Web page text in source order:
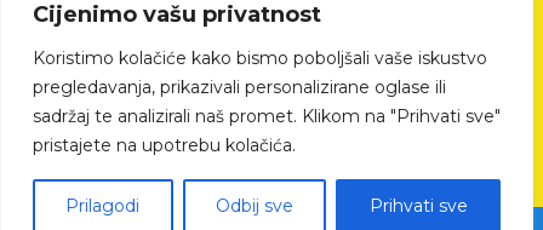
Cijenimo vašu privatnost
Koristimo kolačiće kako bismo poboljšali vaše iskustvo
pregledavanja, prikazivali personalizirane oglase ili
sadržaj te analizirali naš promet. Klikom na "Prihvati sve"
pristajete na upotrebu kolačića.
Prilagodi Odbij sve Prihvati sve
do 15 sati
Izjava o pristupačnosti